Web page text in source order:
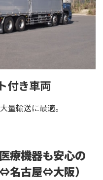
付き車両
量輸送に最適。
療機器も安心の
名古屋⇔大阪）